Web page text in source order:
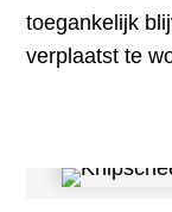
toegankelijk
verplaatst te